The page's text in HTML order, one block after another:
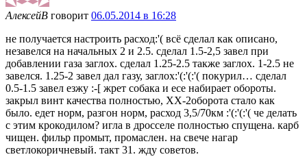
АлексейВ говорит 06.05.2014 в 16:28
не получается настроить расход:'( всё сделал как описано,
незавелся на начальных 2 и 2.5. сделал 1.5-2,5 завел при
добавлении газа заглох. сделал 1.25-2.5 также заглох. 1-2.5 не
завелся. 1.25-2 завел дал газу, заглох:'(:'(:'( покурил… сделал
0.5-1.5 завел езжу :-[ жрет собака и есе набирает обороты.
закрыл винт качества полностью, ХХ-2оборота стало как
было. едет норм, разгон норм, расход 3,5/70км :'(:'(:'( че делать
с этим крокодилом? игла в дросселе полностью спущена. карб
чищен. фильр промыт, промаслен. на свече нагар
светлокоричневый. такт 31. жду советов.